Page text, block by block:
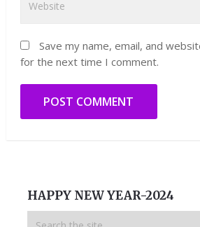
Save my name, email, and
for the next time I comment.
HAPPY NEW YEAR-2024